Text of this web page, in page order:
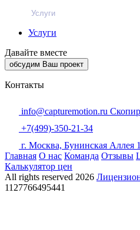
Услуги
Услуги
Давайте вместе
обсудим Ваш проект
Контакты
info@capturemotion.ru
+7(499)-350-21-34
г. Москва, Бунинская Аллея
Главная О нас Команда Отзывы
Калькулятор цен
All rights reserved 2026
1127766495441